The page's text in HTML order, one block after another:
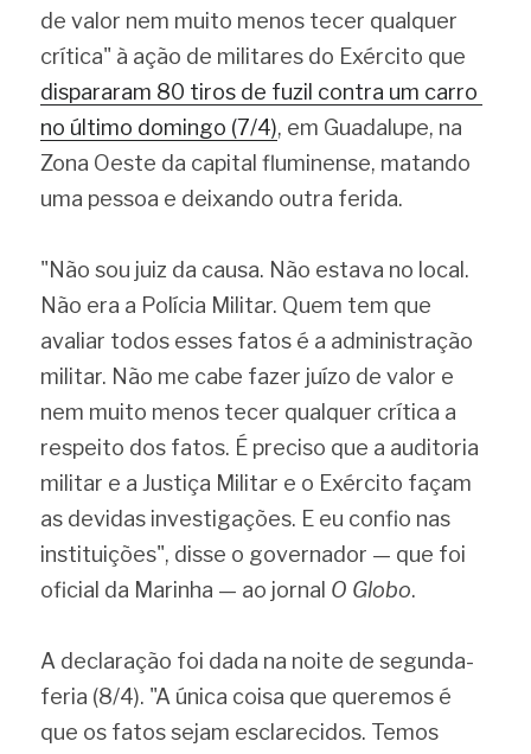
de valor nem muito menos tecer qualquer
dispararam 80 tiros de fuzil contra um carro
no último domingo (7/4), em Guadalupe, na
Zona Oeste da capital fluminense, matando
uma pessoa e deixando outra ferida.
"Não sou juiz da causa. Não estava no local.
Não era a Polícia Militar. Quem tem que
avaliar todos esses fatos é a administração
militar. Não me cabe fazer juízo de valor e
nem muito menos tecer qualquer crítica a
respeito dos fatos. É preciso que a auditoria
militar e a Justiça Militar e o Exército façam
as devidas investigações. E eu confio nas
instituições", disse o governador — que foi
oficial da Marinha — ao jornal O Globo.
A declaração foi dada na noite de segunda-
feria (8/4). "A única coisa que queremos é
que os fatos sejam esclarecidos. Temos